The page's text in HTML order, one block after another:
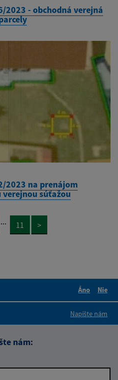
2023 - obchodná verejná
2023 na prenájom
verejnou súťažou
... 11 >
Áno
Nie
Napíšte nám
nám: